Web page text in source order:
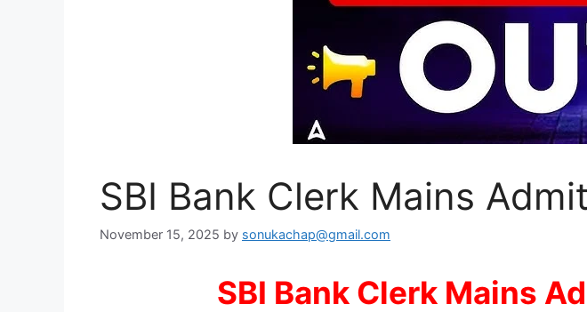
SBI Bank Clerk Mains
November 15, 2025 by sonukachap@gmail.com
SBI Bank Clerk Mains